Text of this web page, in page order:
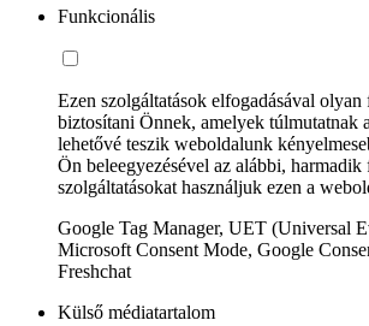
Funkcionális
Ezen szolgáltatások elfogadásával
biztosítani Önnek, amelyek túlmutatnak
lehetővé teszik weboldalunk
Ön beleegyezésével az alábbi, harmadik
szolgáltatásokat használjuk ezen a
Google Tag Manager, UET (Universal
Microsoft Consent Mode, Google
Freshchat
Külső médiatartalom